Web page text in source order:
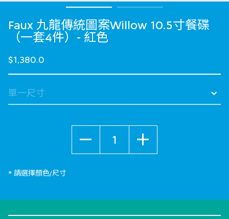
Faux 九龍傳統圖案Willow 10.5寸餐碟
（一套4件）- 紅色
$1,380.0
* 請選擇顏色/尺寸